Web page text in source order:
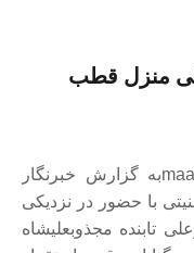
منزل قطب
به گزارش خبرنگار
با حضور در نزدیکی
تابنده مجذوبعلیشاه